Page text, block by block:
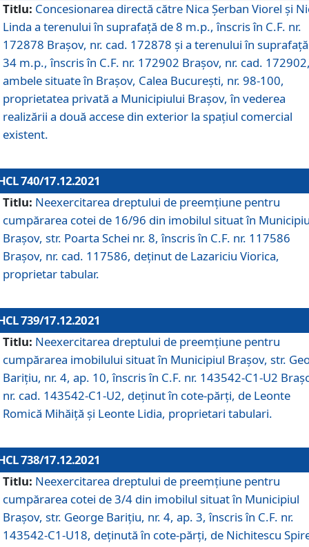
Titlu: Concesionarea directă către Nica Șerban Viorel și
Linda a terenului în suprafață de 8 m.p., înscris în C.F. nr.
172878 Brașov, nr. cad. 172878 și a terenului în
34 m.p., înscris în C.F. nr. 172902 Brașov, nr. cad.
ambele situate în Brașov, Calea București, nr. 98-100,
proprietatea privată a Municipiului Brașov, în vederea
realizării a două accese din exterior la spațiul comercial
existent.
740/17.12.2021
Titlu: Neexercitarea dreptului de preemţiune pentru
cumpărarea cotei de 16/96 din imobilul situat în
Braşov, str. Poarta Schei nr. 8, înscris în C.F. nr. 117586
Brașov, nr. cad. 117586, deținut de Lazariciu Viorica,
proprietar tabular.
739/17.12.2021
Titlu: Neexercitarea dreptului de preemţiune pentru
cumpărarea imobilului situat în Municipiul Braşov, str.
Barițiu, nr. 4, ap. 10, înscris în C.F. nr. 143542-C1-U2
nr. cad. 143542-C1-U2, deținut în cote-părți, de Leonte
Romică Mihăiță și Leonte Lidia, proprietari tabulari.
738/17.12.2021
Titlu: Neexercitarea dreptului de preemţiune pentru
cumpărarea cotei de 3/4 din imobilul situat în Municipiul
Braşov, str. George Barițiu, nr. 4, ap. 3, înscris în C.F. nr.
143542-C1-U18, deținută în cote-părți, de Nichitescu